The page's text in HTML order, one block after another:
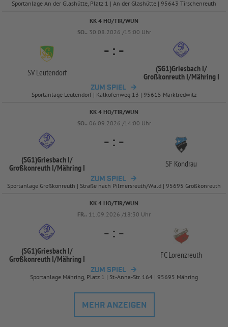
Sportanlage An der Glashütte, Platz 1 | An der Glashütte | 95643 Tirschenreuth
KK 4 HO/TIR/WUN
SO.. 30.08.2026 /15:00 Uhr
SV Leutendorf
- : -
(SG1)Griesbach I/
Großkonreuth I/Mähring I
ZUM SPIEL
Sportanlage Leutendorf | Kalkofenweg 13 | 95615 Marktredwitz
KK 4 HO/TIR/WUN
SO.. 06.09.2026 /14:00 Uhr
(SG1)Griesbach I/
Großkonreuth I/Mähring I
- : -
SF Kondrau
ZUM SPIEL
Sportanlage Großkonreuth | Straße nach Pilmersreuth/Wald | 95695 Großkonreuth
KK 4 HO/TIR/WUN
FR.. 11.09.2026 /18:30 Uhr
(SG1)Griesbach I/
Großkonreuth I/Mähring I
- : -
FC Lorenzreuth
ZUM SPIEL
Sportanlage Mähring, Platz 1 | St.-Anna-Str. 164 | 95695 Mähring
MEHR ANZEIGEN